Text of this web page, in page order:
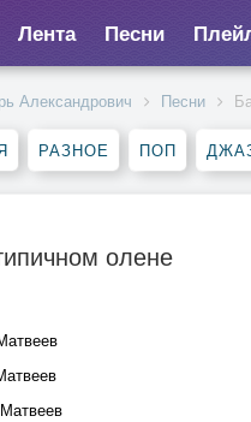
Лента Песни
Александрович Песни
РАЗНОЕ ПОП
олене